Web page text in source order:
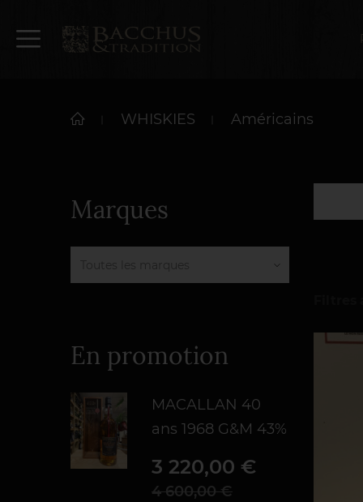
WHISKIES Américains
Marques
En promotion
MACALLAN 40
ans 1968 G&M 43%
Prix
3 220,00 €
Prix de base
4 600,00 €